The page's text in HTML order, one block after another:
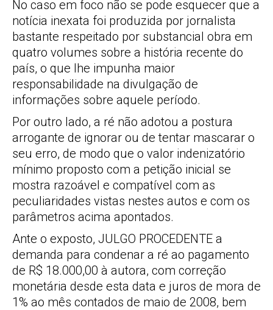
No caso em foco não se pode esquecer que a
notícia inexata foi produzida por jornalista
bastante respeitado por substancial obra em
quatro volumes sobre a história recente do
país, o que lhe impunha maior
responsabilidade na divulgação de
informações sobre aquele período.
Por outro lado, a ré não adotou a postura
arrogante de ignorar ou de tentar mascarar o
seu erro, de modo que o valor indenizatório
mínimo proposto com a petição inicial se
mostra razoável e compatível com as
peculiaridades vistas nestes autos e com os
parâmetros acima apontados.
Ante o exposto, JULGO PROCEDENTE a
demanda para condenar a ré ao pagamento
de R$ 18.000,00 à autora, com correção
monetária desde esta data e juros de mora de
1% ao mês contados de maio de 2008, bem